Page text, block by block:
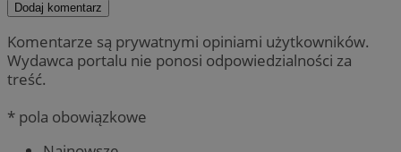
Dodaj komentarz
Komentarze są prywatnymi opiniami użytkowników.
Wydawca portalu nie ponosi odpowiedzialności za
treść.
* pola obowiązkowe